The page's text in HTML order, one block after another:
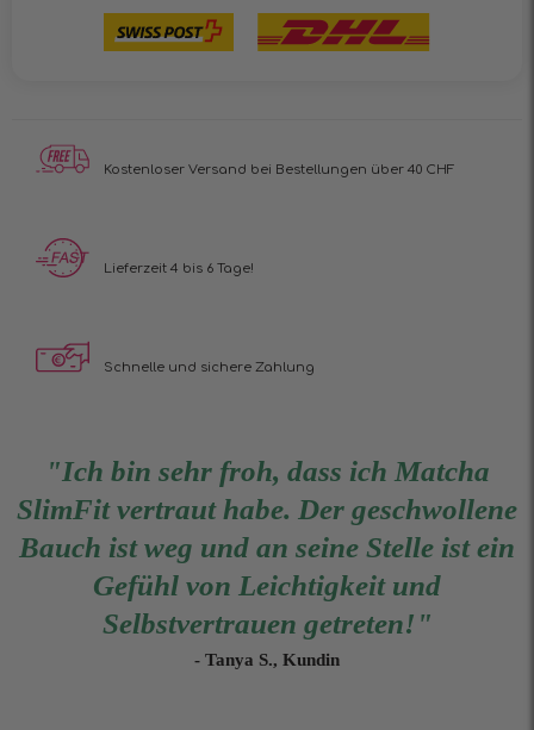
Kostenloser Versand bei Bestellungen über 40 CHF
Lieferzeit 4 bis 6 Tage!
Schnelle und sichere Zahlung
"Ich bin sehr froh, dass ich Matcha
SlimFit vertraut habe. Der geschwollene
Bauch ist weg und an seine Stelle ist ein
Gefühl von Leichtigkeit und
Selbstvertrauen getreten!"
- Tanya S., Kundin